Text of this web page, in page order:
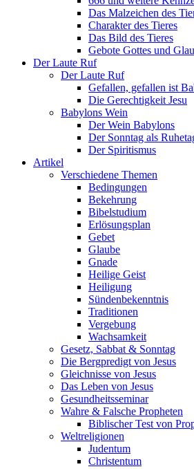
Das Malzeichen des
Charakter des Tieres
Das Bild des Tieres
Gebote Gottes und
Der Laute Ruf
Der Laute Ruf
Gefallen, gefallen ist
Die Gerechtigkeit Jesu
Babylons Wein
Der Wein Babylons
Der Sonntag als
Der Spiritismus
Artikel
Verschiedene Themen
Bedingungen
Bekehrung
Bibelstudium
Erlösungsplan
Gebet
Glaube
Gnade
Heilige Geist
Heiligung
Sündenbekenntnis
Traditionen
Vergebung
Wachsamkeit
Gesetz, Sabbat & Sonntag
Die Bergpredigt von Jesus
Gleichnisse von Jesus
Das Leben von Jesus
Gesundheitsseminar
Wahre & Falsche Propheten
Biblischer Test von
Weltreligionen
Judentum
Christentum